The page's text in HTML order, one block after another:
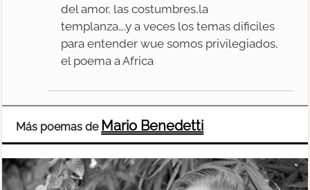
del amor, las costumbres,la
templanza….y a veces los temas dificiles
para entender wue somos privilegiados,
el poema a Africa
Más poemas de Mario Benedetti